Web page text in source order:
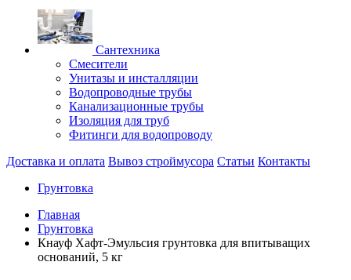
Сантехника
Смесители
Унитазы и инсталляции
Водопроводные трубы
Канализационные трубы
Изоляция для труб
Фитинги для водопроводу
Доставка и оплата Вывоз строймусора Статьи Контакты
Грунтовка
Главная
Грунтовка
Кнауф Хафт-Эмульсия грунтовка для впитыващих
оснований, 5 кг